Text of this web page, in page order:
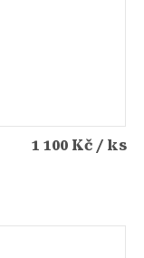
1 100 Kč / ks